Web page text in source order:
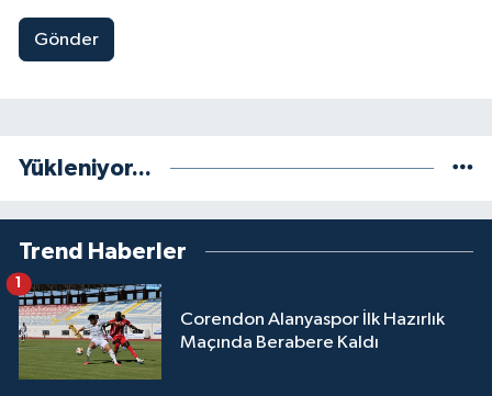
Gönder
Yükleniyor...
Trend Haberler
Corendon Alanyaspor İlk Hazırlık
Maçında Berabere Kaldı
1